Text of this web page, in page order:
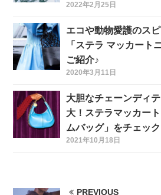
2022年2月25日
エコや動物愛護のス
「ステラ マッカート
ご紹介♪
2020年3月11日
大胆なチェーンディ
大！ステラマッカー
ムバッグ」をチェック
2021年10月18日
PREVIOUS